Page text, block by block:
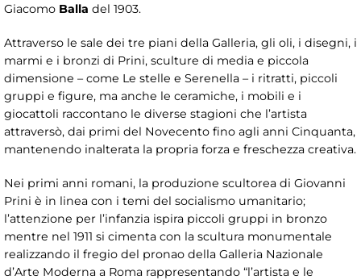
Giacomo Balla del 1903.
Attraverso le sale dei tre piani della Galleria, gli oli, i disegni, i
marmi e i bronzi di Prini, sculture di media e piccola
dimensione – come Le stelle e Serenella – i ritratti, piccoli
gruppi e figure, ma anche le ceramiche, i mobili e i
giocattoli raccontano le diverse stagioni che l’artista
attraversò, dai primi del Novecento fino agli anni Cinquanta,
mantenendo inalterata la propria forza e freschezza creativa.
Nei primi anni romani, la produzione scultorea di Giovanni
Prini è in linea con i temi del socialismo umanitario;
l’attenzione per l’infanzia ispira piccoli gruppi in bronzo
mentre nel 1911 si cimenta con la scultura monumentale
realizzando il fregio del pronao della Galleria Nazionale
d’Arte Moderna a Roma rappresentando “l’artista e le